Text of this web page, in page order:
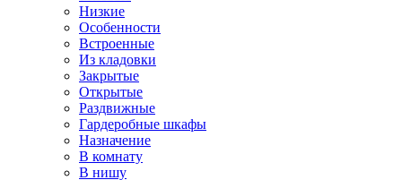
Низкие
Особенности
Встроенные
Из кладовки
Закрытые
Открытые
Раздвижные
Гардеробные шкафы
Назначение
В комнату
В нишу